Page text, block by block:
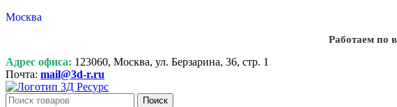
Москва
Работаем по
Адрес офиса: 123060, Москва, ул. Берзарина, 36, стр. 1
Почта: mail@3d-r.ru
Поиск